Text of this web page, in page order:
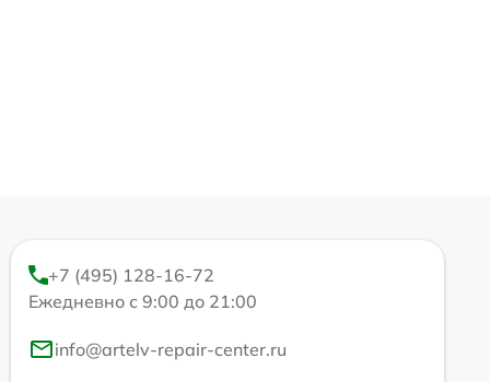
+7 (495) 128-16-72
Ежедневно с 9:00 до 21:00
info@artelv-repair-center.ru